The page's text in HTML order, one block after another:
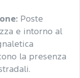
Poste
e intorno al
la presenza